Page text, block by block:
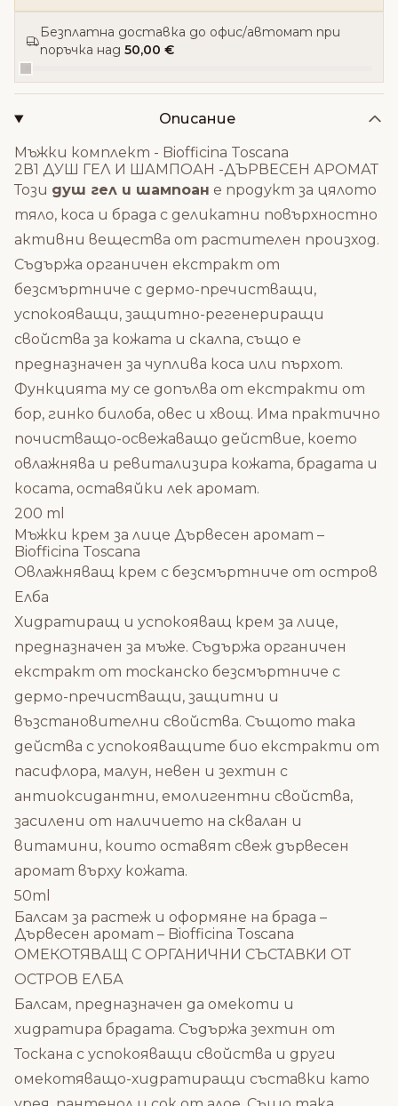
Безплатна доставка до офис/автомат при
поръчка над 50,00 €
Описание
Мъжки комплект - Biofficina Toscana
2В1 ДУШ ГЕЛ И ШАМПОАН -ДЪРВЕСЕН АРОМАТ
Този душ гел и шампоан е продукт за цялото
тяло, коса и брада с деликатни повърхностно
активни вещества от растителен произход.
Съдържа органичен екстракт от
безсмъртниче с дермо-пречистващи,
успокояващи, защитно-регенериращи
свойства за кожата и скалпа, също е
предназначен за чуплива коса или пърхот.
Функцията му се допълва от екстракти от
бор, гинко билоба, овес и хвощ. Има практично
почистващо-освежаващо действие, което
овлажнява и ревитализира кожата, брадата и
косата, оставяйки лек аромат.
200 ml
Мъжки крем за лице Дървесен аромат –
Biofficina Toscana
Овлажняващ крем с безсмъртниче от остров
Елба
Хидратиращ и успокояващ крем за лице,
предназначен за мъже. Съдържа органичен
екстракт от тосканско безсмъртниче с
дермо-пречистващи, защитни и
възстановителни свойства. Същото така
действа с успокояващите био екстракти от
пасифлора, малун, невен и зехтин с
антиоксидантни, емолигентни свойства,
засилени от наличието на сквалан и
витамини, които оставят свеж дървесен
аромат върху кожата.
50ml
Балсам за растеж и оформяне на брада –
Дървесен аромат – Biofficina Toscana
ОМЕКОТЯВАЩ С ОРГАНИЧНИ СЪСТАВКИ ОТ
ОСТРОВ ЕЛБА
Балсам, предназначен да омекоти и
хидратира брадата. Съдържа зехтин от
Тоскана с успокояващи свойства и други
омекотяващо-хидратиращи съставки като